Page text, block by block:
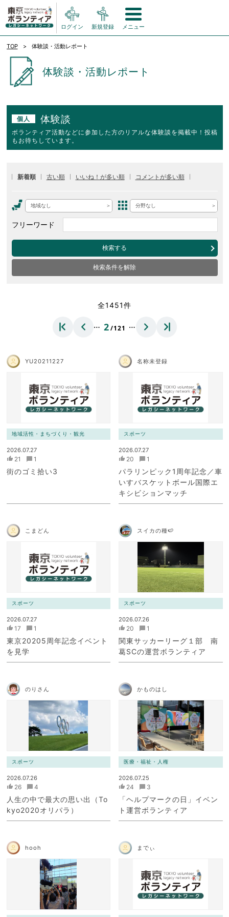
ログイン 新規登録 メニュー
TOP 体験談・活動レポート
体験談・活動レポート
個人 体験談
ボランティア活動などに参加した方のリアルな体験談を掲載中！投稿
もお待ちしています。
新着順 古い順 いいね！が多い順 コメントが多い順
地域なし 分野なし
フリーワード
検索する
検索条件を解除
全1451件
… 2/121 …
YU20211227
地域活性・まちづくり・観光
2026.07.27
21 1
街のゴミ拾い3
名称未登録
スポーツ
2026.07.27
20 1
パラリンピック1周年記念／車
いすバスケットボール国際エ
キシビションマッチ
こまどん
スポーツ
2026.07.27
17 1
東京20205周年記念イベント
を見学
スイカの種🍉
スポーツ
2026.07.26
20 1
関東サッカーリーグ１部 南
葛SCの運営ボランティア
のりさん
スポーツ
2026.07.26
26 4
人生の中で最大の思い出（To
kyo2020オリパラ）
かものはし
医療・福祉・人権
2026.07.25
24 3
「ヘルプマークの日」イベン
ト運営ボランティア
hooh までぃ